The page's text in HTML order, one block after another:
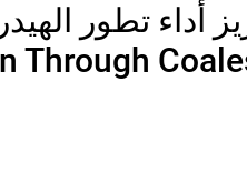
أداء تطور
Through